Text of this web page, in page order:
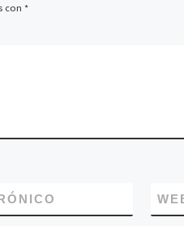
con *